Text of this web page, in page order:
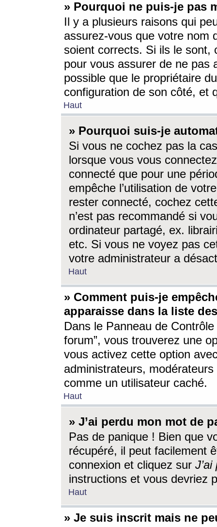
» Pourquoi ne puis-je pas
Il y a plusieurs raisons qui
assurez-vous que votre nom
soient corrects. Si ils le sont,
pour vous assurer de ne pas
possible que le propriétaire
configuration de son côté, et
Haut
» Pourquoi suis-je
Si vous ne cochez pas la
lorsque vous vous
connecté que pour une
empêche l’utilisation de
rester connecté, cochez
n’est pas recommandé si
ordinateur partagé, ex.
etc. Si vous ne voyez pas
votre administrateur a
Haut
» Comment puis-je
apparaisse dans la liste
Dans le Panneau de
forum”, vous trouverez une
vous activez cette option
administrateurs,
comme un utilisateur caché.
Haut
» J’ai perdu mon mot de
Pas de panique ! Bien que
récupéré, il peut facilement
connexion et cliquez sur
instructions et vous devriez
Haut
» Je suis inscrit mais ne